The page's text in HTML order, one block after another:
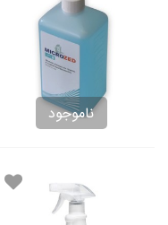
ناموجود